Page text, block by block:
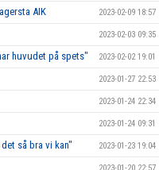
AIK 2023-02-09 18:57
2023-02-03 09:35
huvudet på spets" 2023-02-02 19:01
2023-01-27 22:53
2023-01-24 22:34
2023-01-24 09:31
så bra vi kan" 2023-01-23 19:04